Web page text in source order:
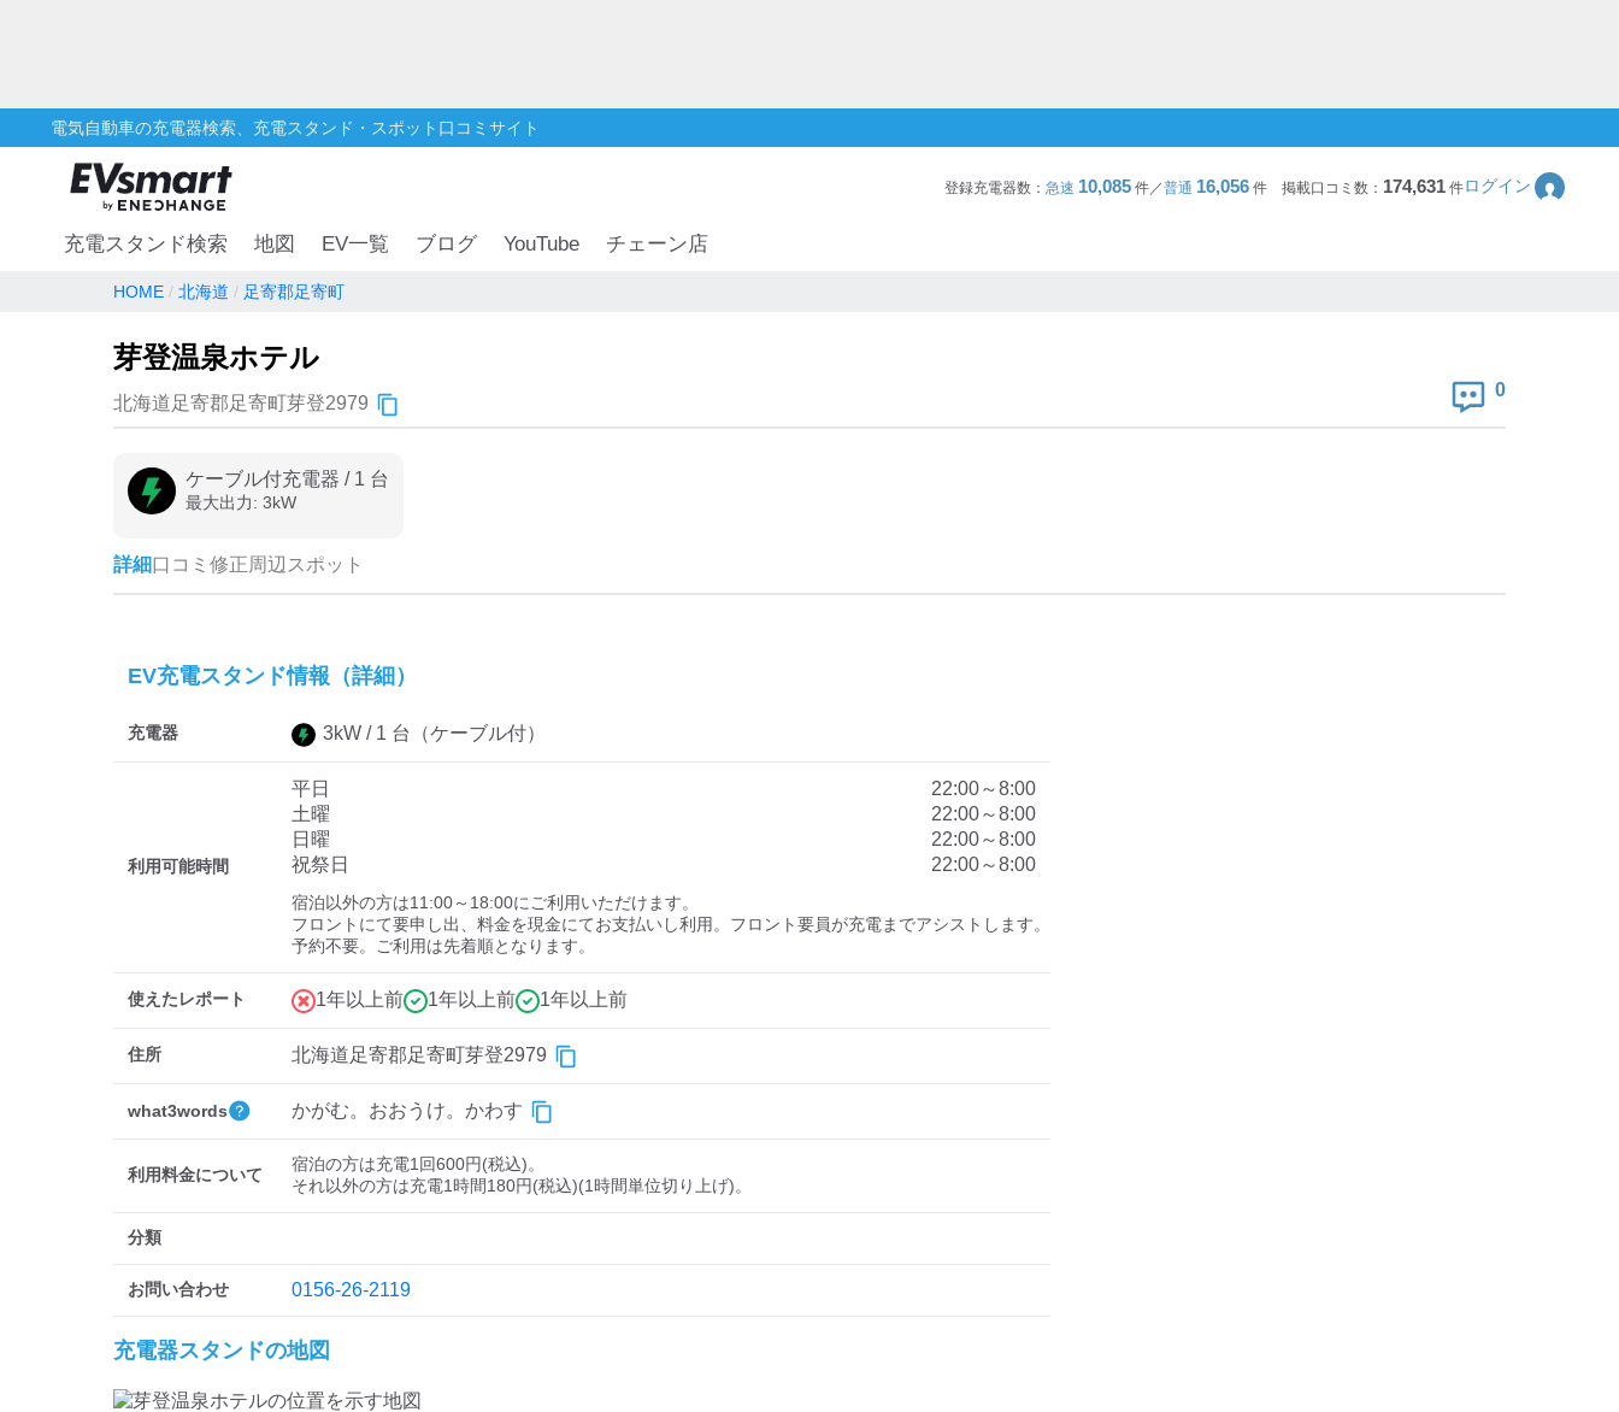
電気自動車の充電器検索、充電スタンド・スポット口コミサイト
登録充電器数： 急速 10,085 件／普通 16,056 件 掲載口コミ数： 174,631件ログイン
充電スタンド検索 地図 EV一覧 ブログ YouTube チェーン店
HOME 北海道 足寄郡足寄町
芽登温泉ホテル
北海道足寄郡足寄町芽登2979
0
ケーブル付充電器 / 1 台
最大出力: 3kW
詳細口コミ 修正周辺スポット
EV充電スタンド情報（詳細）
充電器 3kW / 1 台 （ケーブル付）
利用可能時間
平日
22:00～8:00
土曜
22:00～8:00
日曜
22:00～8:00
祝祭日
22:00～8:00
宿泊以外の方は11:00～18:00にご利用いただけます。
フロントにて要申し出、料金を現金にてお支払いし利用。フロント要員が充電までアシストします。
予約不要。ご利用は先着順となります。
使えたレポート 1年以上前 1年以上前 1年以上前
住所 北海道足寄郡足寄町芽登2979
what3words かがむ。おおうけ。かわす
利用料金について
宿泊の方は充電1回600円(税込)。
それ以外の方は充電1時間180円(税込)(1時間単位切り上げ)。
分類
お問い合わせ 0156-26-2119
充電器スタンドの地図